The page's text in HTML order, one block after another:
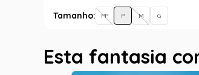
Tamanho: PP P M G
Esta fantasia